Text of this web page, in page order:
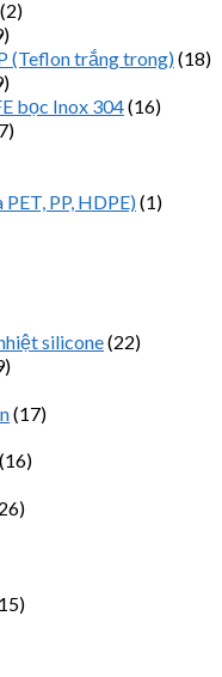
(2)
(Teflon trắng trong)(18)
bọc Inox 304(16)
PP, HDPE)(1)
silicone(22)
(17)
(16)